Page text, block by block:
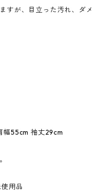
すが、目立った汚れ、ダメ
55cm 袖丈29cm
用品